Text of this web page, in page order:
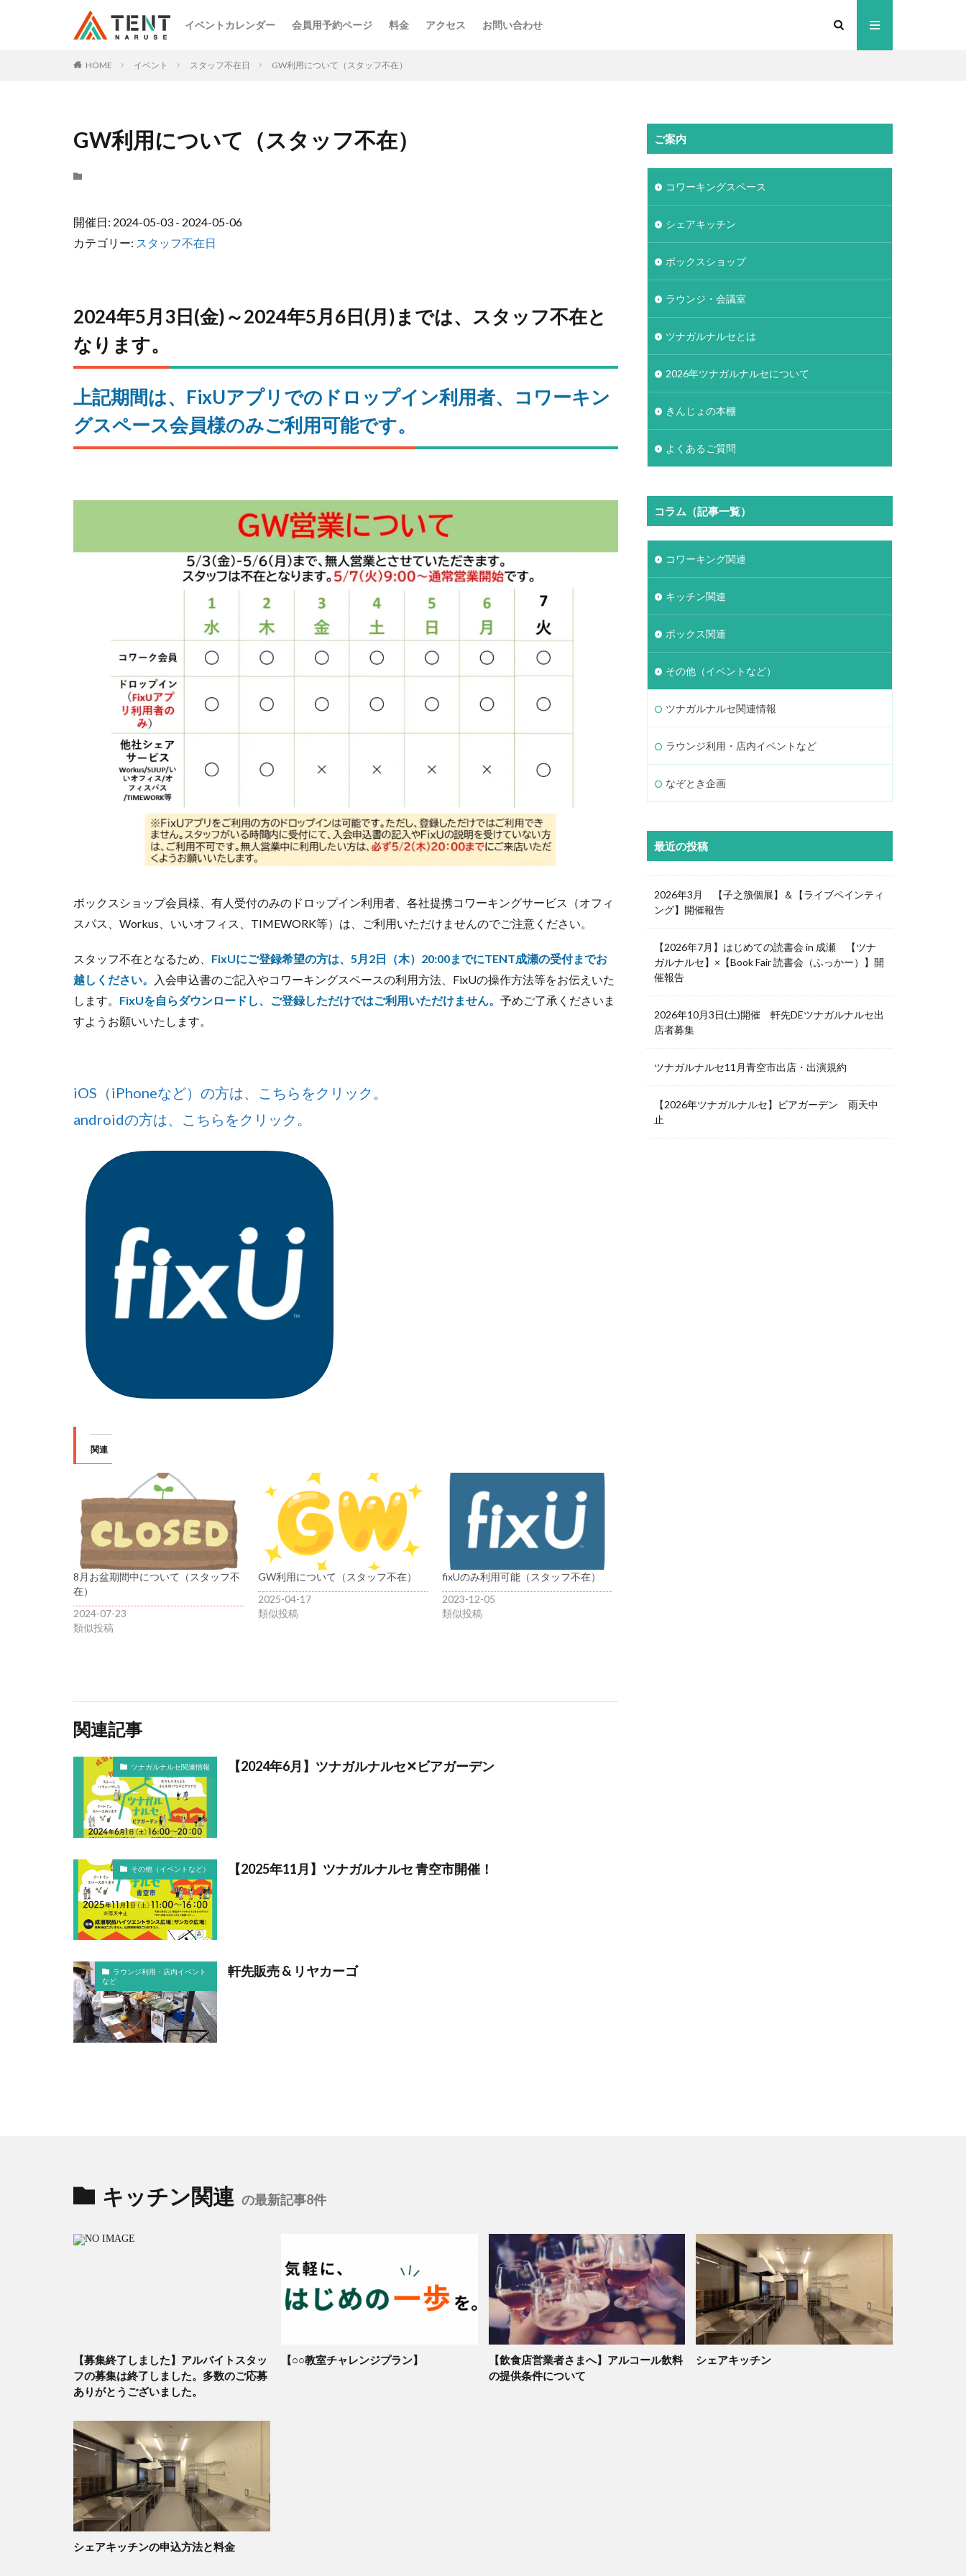
イベントカレンダー 会員用予約ページ 料金 アクセス お問い合わせ
HOME イベント スタッフ不在日 GW利用について（スタッフ不在）
GW利用について（スタッフ不在）
開催日: 2024-05-03 - 2024-05-06
カテゴリー: スタッフ不在日
2024年5月3日(金)～2024年5月6日(月)までは、スタッフ不在と
なります。
上記期間は、FixUアプリでのドロップイン利用者、コワーキン
グスペース会員様のみご利用可能です。
ボックスショップ会員様、有人受付のみのドロップイン利用者、各社提携コワーキングサービス（オフィ
スパス、Workus、いいオフィス、TIMEWORK等）は、ご利用いただけませんのでご注意ください。
スタッフ不在となるため、 FixUにご登録希望の方は、5月2日（木）20:00までにTENT成瀬の受付までお
越しください。
入会申込書のご記入やコワーキングスペースの利用方法、FixUの操作方法等をお伝えいた
します。 FixUを自らダウンロードし、ご登録しただけではご利用いただけません。 予めご了承くださいま
すようお願いいたします。
iOS（iPhoneなど）の方は、こちらをクリック。
androidの方は、こちらをクリック。
関連
8月お盆期間中について（スタッフ不
在）
2024-07-23
類似投稿
GW利用について（スタッフ不在）
2025-04-17
類似投稿
fixUのみ利用可能（スタッフ不在）
2023-12-05
類似投稿
関連記事
ツナガルナルセ関連情報 【2024年6月】ツナガルナルセ✕ビアガーデン
その他（イベントなど） 【2025年11月】ツナガルナルセ 青空市開催！
ラウンジ利用・店内イベント
など
軒先販売 & リヤカーゴ
ご案内
コワーキングスペース
シェアキッチン
ボックスショップ
ラウンジ・会議室
ツナガルナルセとは
2026年ツナガルナルセについて
きんじょの本棚
よくあるご質問
コラム（記事一覧）
コワーキング関連
キッチン関連
ボックス関連
その他（イベントなど）
ツナガルナルセ関連情報
ラウンジ利用・店内イベントなど
なぞとき企画
最近の投稿
2026年3月 【子之籏個展】＆【ライブペインティ
ング】開催報告
【2026年7月】はじめての読書会 in 成瀬 【ツナ
ガルナルセ】×【Book Fair 読書会（ふっかー）】開
催報告
2026年10月3日(土)開催 軒先DEツナガルナルセ出
店者募集
ツナガルナルセ11月青空市出店・出演規約
【2026年ツナガルナルセ】ビアガーデン 雨天中
止
キッチン関連 の最新記事8件
【募集終了しました】アルバイトスタッ
フの募集は終了しました。多数のご応募
ありがとうございました。
【○○教室チャレンジプラン】
【飲食店営業者さまへ】アルコール飲料
の提供条件について
シェアキッチン
シェアキッチンの申込方法と料金